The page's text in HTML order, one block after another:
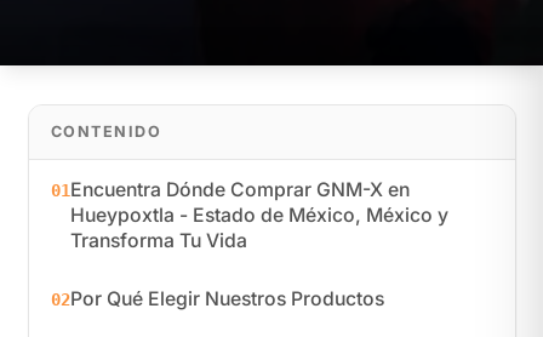
CONTENIDO
01Encuentra Dónde Comprar GNM-X en
Hueypoxtla - Estado de México, México y
Transforma Tu Vida
02Por Qué Elegir Nuestros Productos